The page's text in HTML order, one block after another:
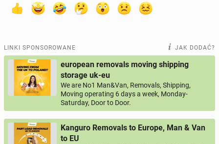
LINKI SPONSOROWANE JAK DODAĆ?
european removals moving shipping
storage uk-eu
We are No1 Man&Van, Removals, Shipping,
Moving operating 6 days a week, Monday-
Saturday, Door to Door.
Kanguro Removals to Europe, Man & Van
to EU